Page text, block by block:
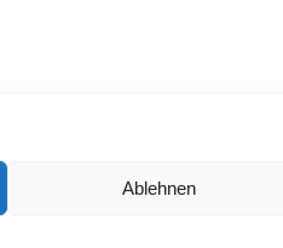
Ablehnen
Impressum